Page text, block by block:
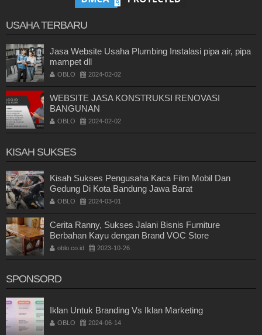
USAHA TERBARU
Jasa Website Usaha Plumbing Instalasi pipa air, pipa
mampet dll
OBLO 2024-02-02
WEBSITE JASA KONSTRUKSI RENOVASI
BANGUNAN
OBLO 2024-02-02
KISAH SUKSES
Kisah Sukses Pengusaha Kaca Film Mobil Dan
Gedung Di Kota Bandung Jawa Barat
OBLO 2024-03-01
Cerita Ranny, Sukses Jalani Bisnis Furniture
Berbahan Kayu dengan Brand VOC Store
oblo.co.id 2023-10-26
SPONSORD
Iklan Untuk Branding Vs Iklan Marketing
OBLO 2024-06-14